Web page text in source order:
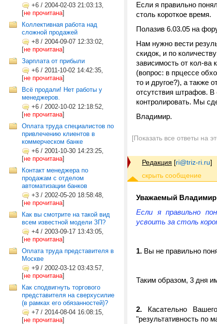
+6 / 2004-02-03 21:03:13,
[не прочитана]
Коллективная работа над
сложной продажей
+8 / 2004-09-07 12:33:02,
[не прочитана]
Зарплата от прибыли
+6 / 2011-10-02 14:42:35,
[не прочитана]
Всё продали! Нет работы у
менеджеров.
+6 / 2002-10-02 12:18:52,
[не прочитана]
Оплата труда специалистов по
привлечению клиентов в
коммерческом банке
+6 / 2001-10-30 14:23:25,
[не прочитана]
Контакт менеджера по
продажам с отделом
автоматизации банков
+3 / 2002-05-20 18:58:48,
[не прочитана]
Как вы смотрите на такой вид
всем известной модели ЗП?
+4 / 2003-09-17 13:43:05,
[не прочитана]
Оплата труда представителя в
Москве
+9 / 2002-03-12 03:43:57,
[не прочитана]
Как сподвигнуть торгового
представителя на сверхусилие
(в рамках его обязанностей)?
+7 / 2014-08-04 16:08:15,
[не прочитана]
Если я правильно
столь короткое время.
Полазив 6.03.05 на
Нам нужно вести
скидок, и по
зависимость от кол-ва
(вопрос: в прцессе
то и другое?), а также
отсутствия штрафов.
контролировать. Мы
Владимир.
[Показать все ответы на
Редакция [ri@triz-ri.ru]
Уважаемый
Если я правильно
усвоить за столь
1. Вы не правильно
Таким образом, 3 дня
2. Касательно
"результативность по